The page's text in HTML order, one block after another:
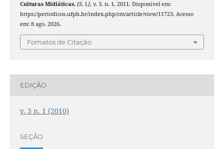
Culturas Midiáticas, [S. l.], v. 3, n. 1, 2011. Disponível em:
https://periodicos.ufpb.br/index.php/cm/article/view/11723. Acesso
em: 8 ago. 2026.
Fomatos de Citação
EDIÇÃO
v. 3 n. 1 (2010)
SEÇÃO